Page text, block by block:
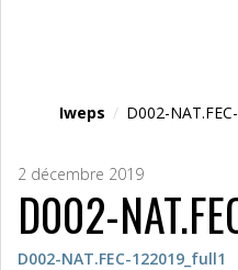
Iweps / D002-
2 décembre 2019
D002-
D002-NAT.FEC-122019_full1